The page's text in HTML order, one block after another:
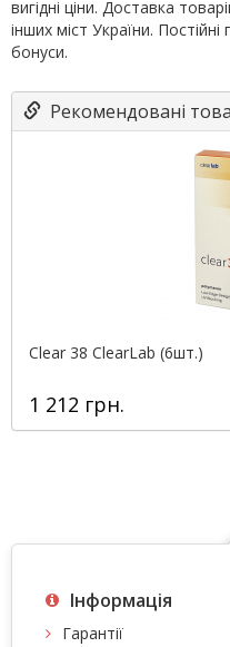
вигідні ціни. Доставка
інших міст України.
бонуси.
Рекомендовані
Clear 38 ClearLab (6шт.)
1 212 грн.
Інформація
Гарантії